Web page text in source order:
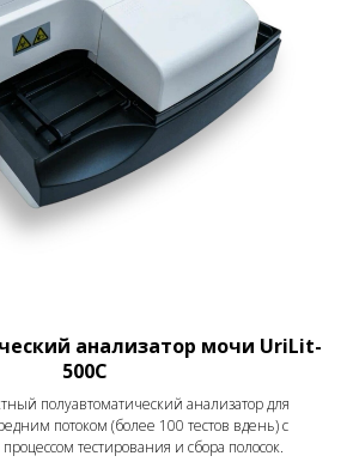
анализатор мочи UriLit-
500C
полуавтоматический анализатор для
потоком (более 100 тестов вдень) с
тестирования и сбора полосок.